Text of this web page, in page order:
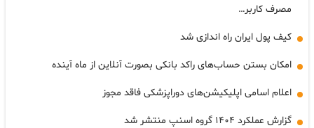
مصرف کاربر…
کیف پول ایران راه اندازی شد
امکان بستن حساب‌های راکد بانکی بصورت آنلاین از ماه آینده
اعلام اسامی اپلیکیشن‌های دوراپزشکی فاقد مجوز
گزارش عملکرد ۱۴۰۴ گروه اسنپ منتشر شد